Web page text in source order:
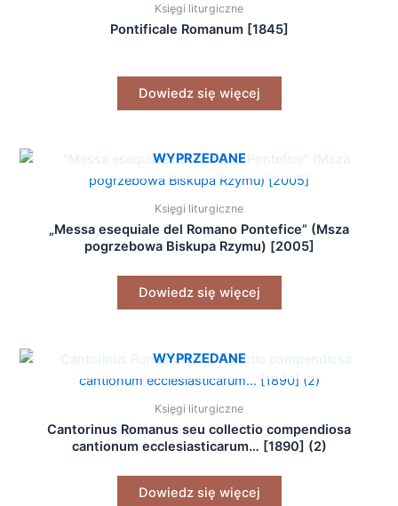
Księgi liturgiczne
Pontificale Romanum [1845]
Dowiedz się więcej
WYPRZEDANE
Księgi liturgiczne
„Messa esequiale del Romano Pontefice” (Msza
pogrzebowa Biskupa Rzymu) [2005]
Dowiedz się więcej
WYPRZEDANE
Księgi liturgiczne
Cantorinus Romanus seu collectio compendiosa
cantionum ecclesiasticarum… [1890] (2)
Dowiedz się więcej